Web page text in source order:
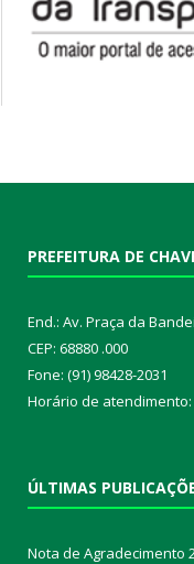
PREFEITURA DE
End.: Av. Praça da
CEP: 68880 .000
Fone: (91) 98428-2031
Horário de atendimento:
ÚLTIMAS
Nota de Agradecimento